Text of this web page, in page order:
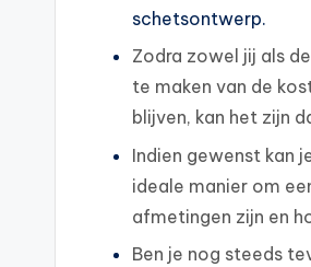
schetsontwerp.
Zodra zowel jij als
te maken van de
blijven, kan het zijn
Indien gewenst kan
ideale manier om
afmetingen zijn en
Ben je nog steeds